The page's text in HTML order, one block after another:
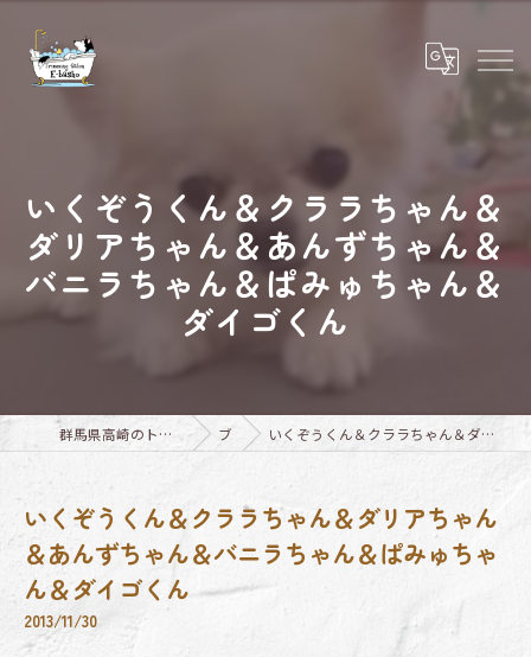
いくぞうくん＆クララちゃん＆
ダリアちゃん＆あんずちゃん＆
バニラちゃん＆ぱみゅちゃん＆
ダイゴくん
群馬県高崎のトリミングならTrimming Salon E-basho ブログ いくぞうくん＆クララちゃん＆ダリアちゃん＆あんずちゃん＆バニラちゃん＆ぱみゅちゃん＆ダイゴくん
いくぞうくん＆クララちゃん＆ダリアちゃん
＆あんずちゃん＆バニラちゃん＆ぱみゅちゃ
ん＆ダイゴくん
2013/11/30